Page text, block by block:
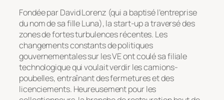
Fondée par David Lorenz (qui a baptisé l’entreprise
du nom de sa fille Luna), la start-up a traversé des
zones de fortes turbulences récentes. Les
changements constants de politiques
gouvernementales sur les VE ont coulé sa filiale
technologique qui voulait verdir les camions-
poubelles, entraînant des fermetures et des
licenciements. Heureusement pour les